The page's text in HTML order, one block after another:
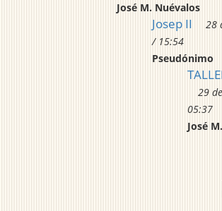
José M. Nuévalos
Josep II
28
/ 15:54
Pseudónimo
29
05:37
José